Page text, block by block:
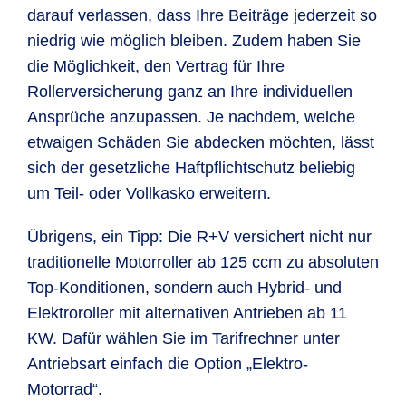
darauf verlassen, dass Ihre Beiträge jederzeit so
niedrig wie möglich bleiben. Zudem haben Sie
die Möglichkeit, den Vertrag für Ihre
Rollerversicherung ganz an Ihre individuellen
Ansprüche anzupassen. Je nachdem, welche
etwaigen Schäden Sie abdecken möchten, lässt
sich der gesetzliche Haftpflichtschutz beliebig
um Teil- oder Vollkasko erweitern.
Übrigens, ein Tipp: Die R+V versichert nicht nur
traditionelle Motorroller ab 125 ccm zu absoluten
Top-Konditionen, sondern auch Hybrid- und
Elektroroller mit alternativen Antrieben ab 11
KW. Dafür wählen Sie im Tarifrechner unter
Antriebsart einfach die Option „Elektro-
Motorrad“.